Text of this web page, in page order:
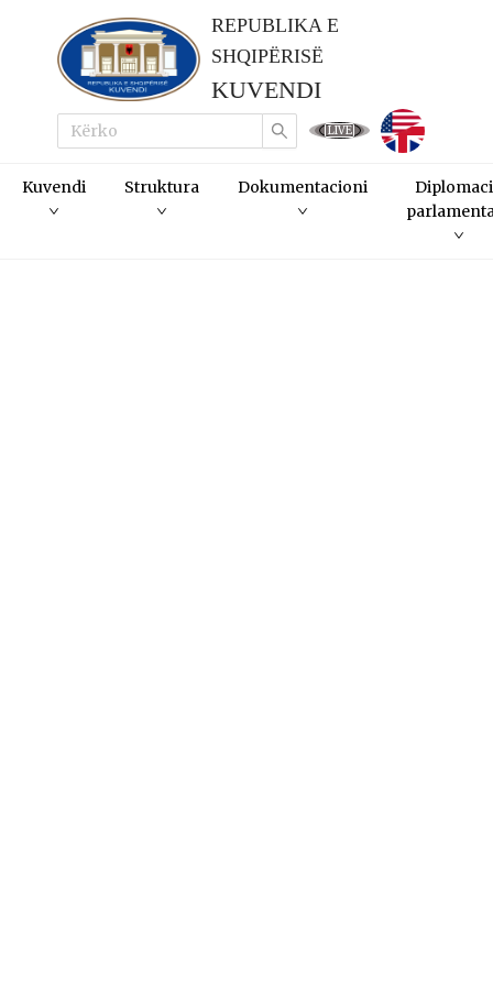
REPUBLIKA E
SHQIPËRISË
KUVENDI
LIVE
Kuvendi Struktura Dokumentacioni